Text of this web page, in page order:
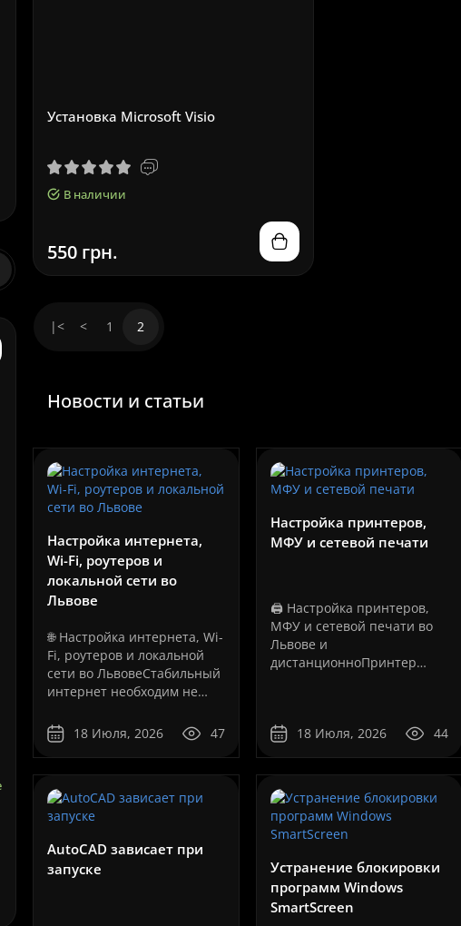
New
Срочный ремонт ноутбука Asus
Код товара:Asus На складе
Срочный ремонт ноутбука Asus в
Ноутбуки Asus зарекомендовали себя
к..
Дистанционная
быстро,
💻🔧Современный
Установка Microsoft Visio
В наличии
550 грн.
|< < 1 2
Новости и статьи
Настройка интернета,
Wi-Fi, роутеров и
локальной сети во
Львове
🌐 Настройка интернета, Wi-
Fi, роутеров и локальной
сети во ЛьвовеСтабильный
интернет необходим не
сайтов и социальных сетей.
Сегодня от сети зависят
работа компьютеров,
телефония,
видеонаблюдение,
18 Июля, 2026 47
Настройка принтеров,
МФУ и сетевой печати
🖨️ Настройка принтеров,
МФУ и сетевой печати во
Львове и
дистанционноПринтер
драйвера, ошибочно
изменившегося IP-адреса,
сбоя службы печати,
проблем с USB-
соединение..
18 Июля, 2026 44
AutoCAD зависает при
запуске
Устранение блокировки
программ Windows
SmartScreen